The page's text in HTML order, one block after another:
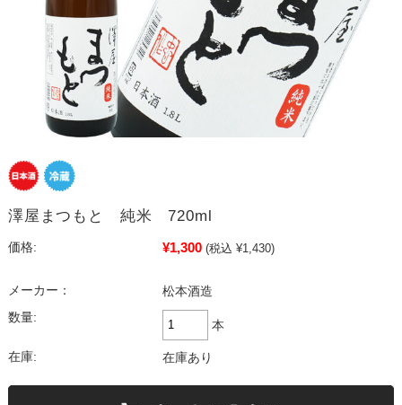
澤屋まつもと 純米 720ml
価格: ¥1,300 (税込 ¥1,430)
メーカー：
松本酒造
数量:
本
在庫: 在庫あり